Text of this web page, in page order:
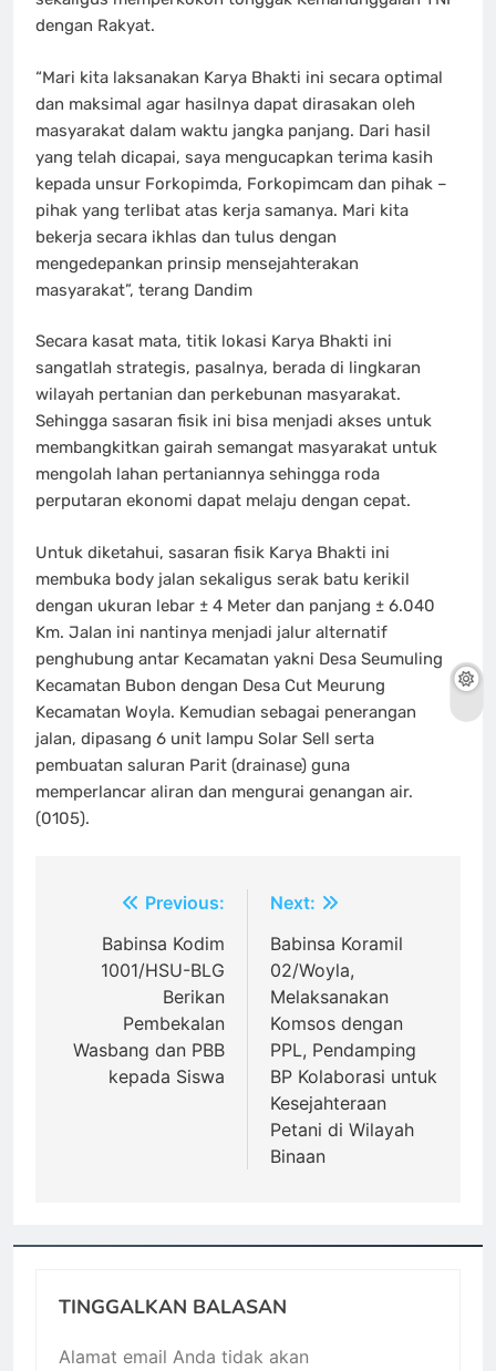
dengan Rakyat.
“Mari kita laksanakan Karya Bhakti ini secara optimal
dan maksimal agar hasilnya dapat dirasakan oleh
masyarakat dalam waktu jangka panjang. Dari hasil
yang telah dicapai, saya mengucapkan terima kasih
kepada unsur Forkopimda, Forkopimcam dan pihak –
pihak yang terlibat atas kerja samanya. Mari kita
bekerja secara ikhlas dan tulus dengan
mengedepankan prinsip mensejahterakan
masyarakat”, terang Dandim
Secara kasat mata, titik lokasi Karya Bhakti ini
sangatlah strategis, pasalnya, berada di lingkaran
wilayah pertanian dan perkebunan masyarakat.
Sehingga sasaran fisik ini bisa menjadi akses untuk
membangkitkan gairah semangat masyarakat untuk
mengolah lahan pertaniannya sehingga roda
perputaran ekonomi dapat melaju dengan cepat.
Untuk diketahui, sasaran fisik Karya Bhakti ini
membuka body jalan sekaligus serak batu kerikil
dengan ukuran lebar ± 4 Meter dan panjang ± 6.040
Km. Jalan ini nantinya menjadi jalur alternatif
penghubung antar Kecamatan yakni Desa Seumuling
Kecamatan Bubon dengan Desa Cut Meurung
Kecamatan Woyla. Kemudian sebagai penerangan
jalan, dipasang 6 unit lampu Solar Sell serta
pembuatan saluran Parit (drainase) guna
memperlancar aliran dan mengurai genangan air.
(0105).
Navigasi
pos
Previous:
Babinsa Kodim
1001/HSU-BLG
Berikan
Pembekalan
Wasbang dan PBB
kepada Siswa
Next:
Babinsa Koramil
02/Woyla,
Melaksanakan
Komsos dengan
PPL, Pendamping
BP Kolaborasi untuk
Kesejahteraan
Petani di Wilayah
Binaan
TINGGALKAN BALASAN
Alamat email Anda tidak akan